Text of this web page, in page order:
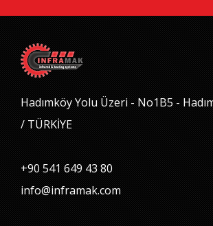
Hadımköy Yolu Üzeri - No1B5 -
/ TÜRKİYE
+90 541 649 43 80
info@inframak.com